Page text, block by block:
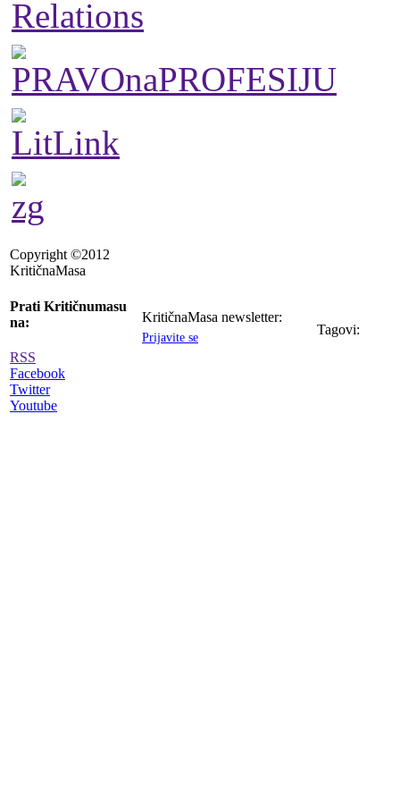
Copyright ©2012
KritičnaMasa
Prati Kritičnumasu
na:
RSS
Facebook
Twitter
Youtube
KritičnaMasa newsletter:
Prijavite se
Tagovi: